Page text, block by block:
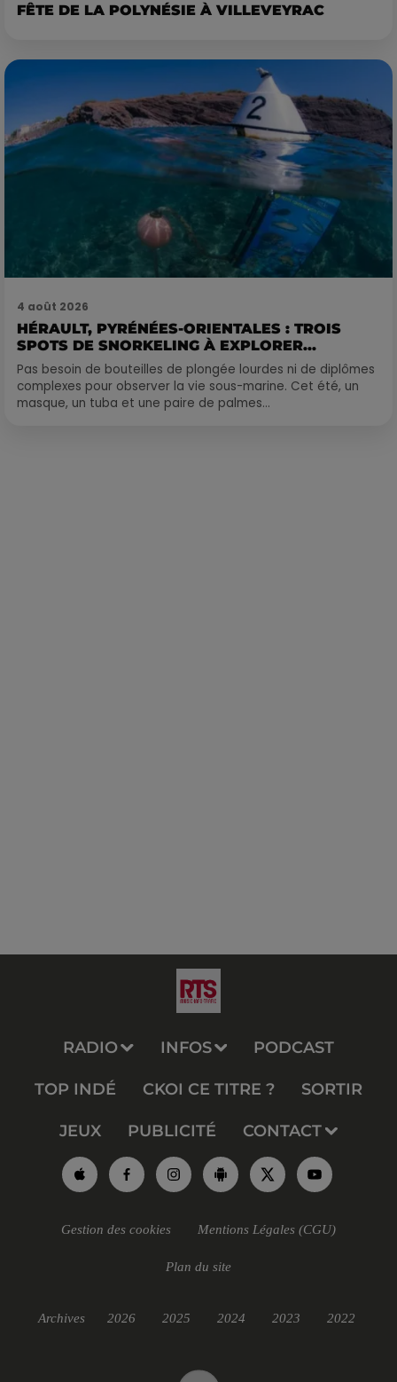
FÊTE DE LA POLYNÉSIE À VILLEVEYRAC
4 août 2026
HÉRAULT, PYRÉNÉES-ORIENTALES : TROIS
SPOTS DE SNORKELING À EXPLORER...
Pas besoin de bouteilles de plongée lourdes ni de diplômes
complexes pour observer la vie sous-marine. Cet été, un
masque, un tuba et une paire de palmes...
RADIO INFOS PODCAST
TOP INDÉ CKOI CE TITRE ? SORTIR
JEUX PUBLICITÉ CONTACT
Gestion des cookies Mentions Légales (CGU)
Plan du site
Archives 2026 2025 2024 2023 2022